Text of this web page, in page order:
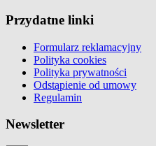
Przydatne linki
Formularz reklamacyjny
Polityka cookies
Polityka prywatności
Odstąpienie od umowy
Regulamin
Newsletter